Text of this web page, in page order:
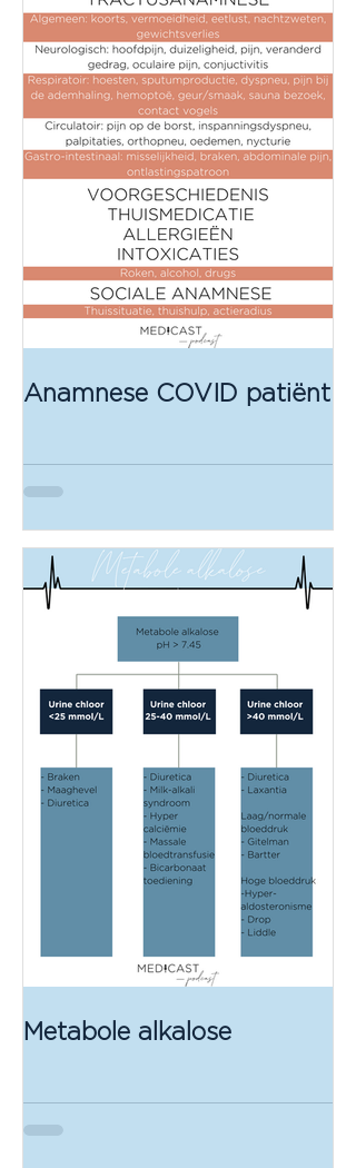
Anamnese COVID patiënt
Metabole alkalose